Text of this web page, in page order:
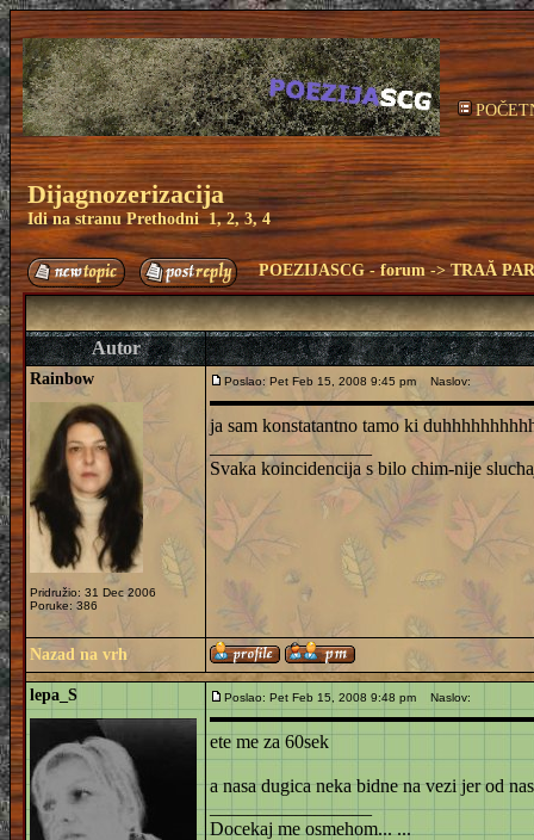
Dijagnozerizacija
Idi na stranuPrethodni 1,2,3,4
POEZIJASCG - forum ->TRAĂ
Autor
Rainbow
Pridružio: 31 Dec 2006
Poruke: 386
Poslao: Pet Feb 15, 2008 9:45 pm Naslov:
ja sam konstatantno tamo ki
_________________
Svaka koincidencija s bilo chim-nije
Nazad na vrh
lepa_S Poslao: Pet Feb 15, 2008 9:48 pm Naslov:
ete me za 60sek
a nasa dugica neka bidne na vezi jer od
_________________
Docekaj me osmehom... ...